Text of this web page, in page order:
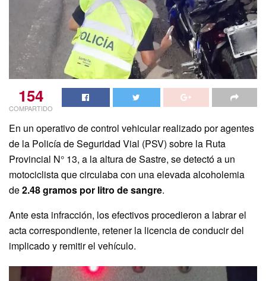
154
COMPARTIDO
En un operativo de control vehicular realizado por agentes
de la Policía de Seguridad Vial (PSV) sobre la Ruta
Provincial N° 13, a la altura de Sastre, se detectó a un
motociclista que circulaba con una elevada alcoholemia
de2.48 gramos por litro de sangre.
Ante esta infracción, los efectivos procedieron a labrar el
acta correspondiente, retener la licencia de conducir del
implicado y remitir el vehículo.